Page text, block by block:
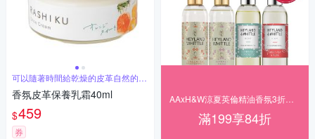
可以隨著時間給乾燥的皮革自然的光
澤和養分
香氛皮革保養乳霜40ml
$459
券
滿199享84折